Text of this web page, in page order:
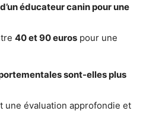
éducateur canin pour une
40 et 90 euros pour une
sont-elles plus
une évaluation approfondie et